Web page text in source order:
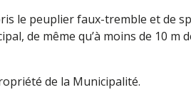
le peuplier faux-tremble et de
de même qu’à moins de 10
de la Municipalité.